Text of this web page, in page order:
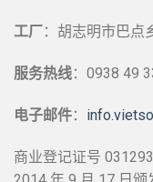
工厂：胡志明市巴点
服务热线：0938 49
电子邮件：
商业登记证号